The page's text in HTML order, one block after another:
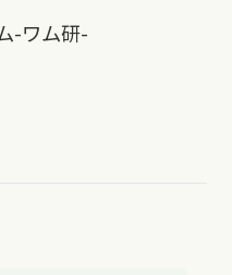
-ワム研-